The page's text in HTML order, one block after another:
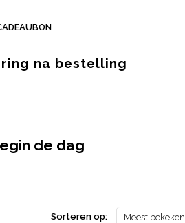
na bestelling
de dag
Sorteren op: Meest bekeken